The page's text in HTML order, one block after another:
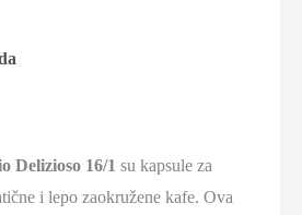
Delizioso 16/1 su kapsule za
i lepo zaokružene kafe. Ova